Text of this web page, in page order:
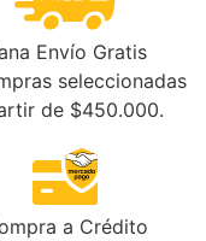
Envío Gratis
seleccionadas
de $450.000.
a Crédito